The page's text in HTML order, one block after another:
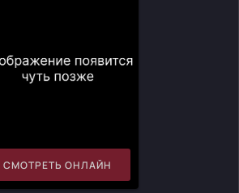
СМОТРЕТЬ ОНЛАЙН